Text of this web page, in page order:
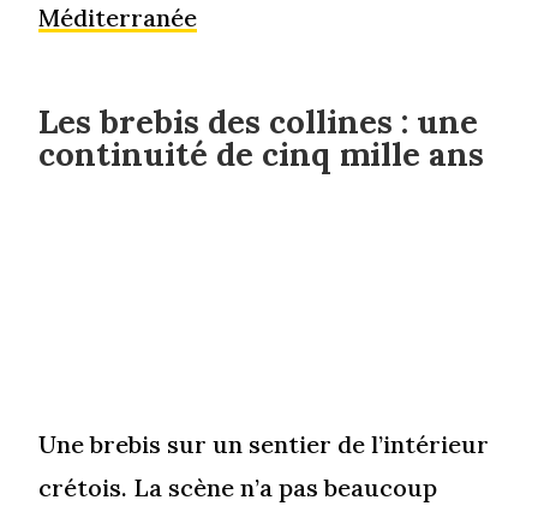
Méditerranée
Les brebis des collines : une
continuité de cinq mille ans
Une brebis sur un sentier de l’intérieur
crétois. La scène n’a pas beaucoup